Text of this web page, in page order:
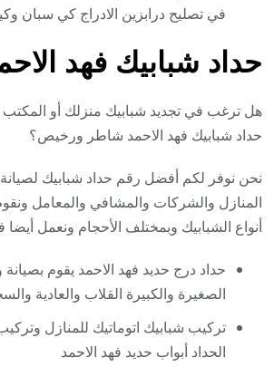
في تصليح درابزين الادراج كي سبان
حداد شبابيك فهد
هل ترغب في تجديد شبابيك منزلك أو
حداد شبابيك فهد الاحمد شاطر ورخيص؟
نحن نوفر لكم أفضل رقم حداد شبابيك
المنازل والشركات والمشافي والمعامل
أنواع الشبابيك وبمختلف الأحجام ونعمل أيضا
حداد درج حديد فهد الاحمد يقوم بصيانة
الصغيرة والكبيرة القلاب والعادية
تركيب شبابيك اتوماتيك للمنازل
الحداد أبواب حديد فهد الاحمد